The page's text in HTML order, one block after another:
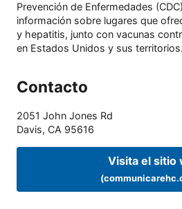
Prevención de Enfermedades
información sobre lugares que
y hepatitis, junto con vacunas
en Estados Unidos y sus territorios.
Contacto
2051 John Jones Rd
Davis, CA 95616
Visita el sitio